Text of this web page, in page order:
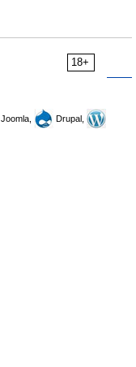
18+
Joomla,
Drupal,